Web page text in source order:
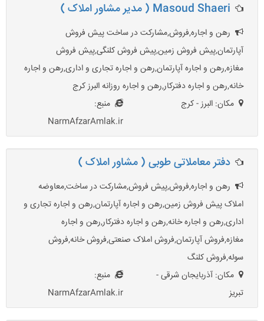
Masoud Shaeri ( مدیر مشاور املاک )
رهن و اجاره,فروش,مشارکت در ساخت پیش فروش
آپارتمان,پیش فروش زمین,پیش فروش کلنگی,پیش فروش
مغازه,رهن و اجاره آپارتمان,رهن و اجاره تجاری و اداری,رهن و اجاره
خانه,رهن و اجاره دفترکار,رهن و اجاره روزانه البرز کرج
مکان: البرز - کرج
منبع:
NarmAfzarAmlak.ir
دفتر معاملاتی طوبی ( مشاور املاک )
رهن و اجاره,فروش,پیش فروش,مشارکت در ساخت,معاوضه
املاک پیش فروش زمین,رهن و اجاره آپارتمان,رهن و اجاره تجاری و
اداری,رهن و اجاره خانه,رهن و اجاره دفترکار,رهن و اجاره
مغازه,فروش آپارتمان,فروش املاک صنعتی,فروش خانه,فروش
سوله,فروش کلنگ
مکان: آذربایجان شرقی -
تبریز
منبع:
NarmAfzarAmlak.ir